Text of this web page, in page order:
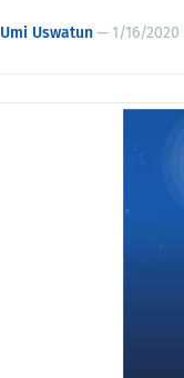
Umi Uswatun— 1/16/2020